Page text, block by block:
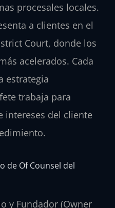
procesales locales.
a clientes en el
Court, donde los
acelerados. Cada
estrategia
trabaja para
intereses del cliente
de Of Counsel del
y Fundador (Owner